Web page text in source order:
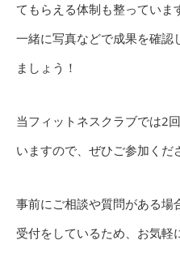
てもらえる体制も整っていま
一緒に写真などで成果を確認
ましょう！
当フィットネスクラブでは2
いますので、ぜひご参加くだ
事前にご相談や質問がある場
受付をしているため、お気軽